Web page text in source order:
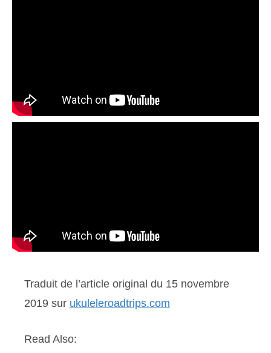
Traduit de l’article original du 15 novembre
2019 sur ukuleleroadtrips.com
Read Also: